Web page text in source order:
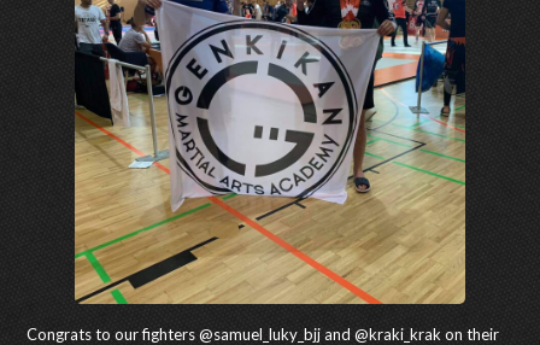
Congrats to our fighters @samuel_luky_bjj and @kraki_krak on their